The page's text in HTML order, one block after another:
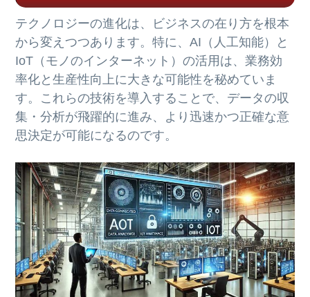
テクノロジーの進化は、ビジネスの在り方を根本
から変えつつあります。特に、AI（人工知能）と
IoT（モノのインターネット）の活用は、業務効
率化と生産性向上に大きな可能性を秘めていま
す。これらの技術を導入することで、データの収
集・分析が飛躍的に進み、より迅速かつ正確な意
思決定が可能になるのです。